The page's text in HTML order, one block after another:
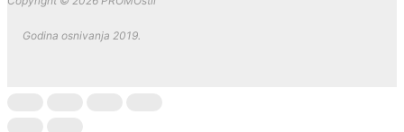
Godina osnivanja 2019.